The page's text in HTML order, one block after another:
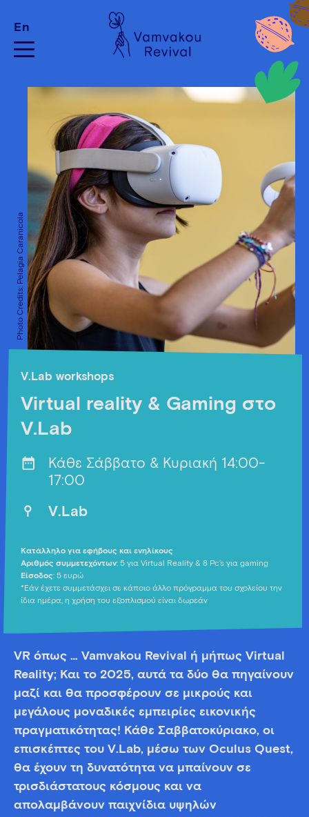
En
Photo Credits: Pelagia Caranicola
V.Lab workshops
Virtual reality & Gaming στο
V.Lab
Κάθε Σάββατο & Κυριακή 14:00-
17:00
V.Lab
Κατάλληλο για εφήβους και ενηλίκους
Αριθμός συμμετεχόντων: 5 για Virtual Reality & 8 Pc’s για gaming
Είσοδος: 5 ευρώ
*Εάν έχετε συμμετάσχει σε κάποιο άλλο πρόγραμμα του σχολείου την
ίδια ημέρα, η χρήση του εξοπλισμού είναι δωρεάν
VR όπως … Vamvakou Revival ή μήπως Virtual
Reality; Και το 2025, αυτά τα δύο θα πηγαίνουν
μαζί και θα προσφέρουν σε μικρούς και
μεγάλους μοναδικές εμπειρίες εικονικής
πραγματικότητας! Κάθε Σαββατοκύριακο, οι
επισκέπτες του V.Lab, μέσω των Oculus Quest,
θα έχουν τη δυνατότητα να μπαίνουν σε
τρισδιάστατους κόσμους και να
απολαμβάνουν παιχνίδια υψηλών